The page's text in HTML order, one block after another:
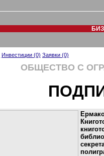
Инвестиции (0) Заявки (0)
ОБЩЕСТВО С